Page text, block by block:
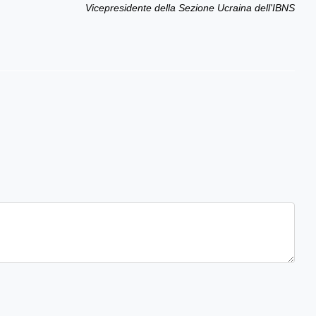
Vicepresidente della Sezione Ucraina dell'IBNS